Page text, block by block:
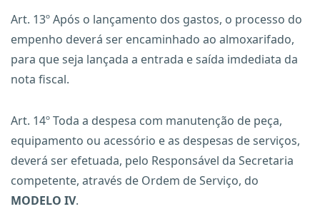
Art. 13º Após o lançamento dos gastos, o processo do
empenho deverá ser encaminhado ao almoxarifado,
para que seja lançada a entrada e saída imdediata da
nota fiscal.
Art. 14º Toda a despesa com manutenção de peça,
equipamento ou acessório e as despesas de serviços,
deverá ser efetuada, pelo Responsável da Secretaria
competente, através de Ordem de Serviço, do
MODELO IV.